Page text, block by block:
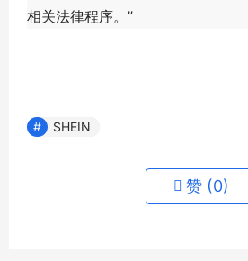
相关法律程序。”
SHEIN
赞 (0)